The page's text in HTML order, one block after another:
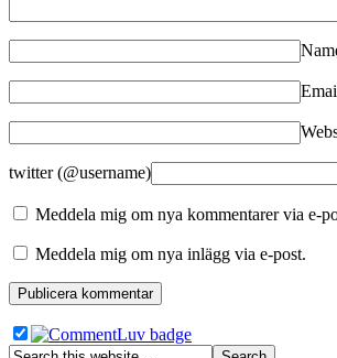
twitter (@username)
Meddela mig om nya kommentarer via e-
Meddela mig om nya inlägg via e-post.